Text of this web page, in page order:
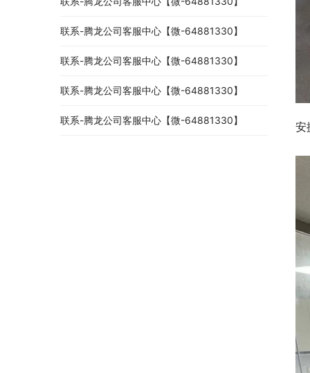
安
联系-腾龙公司客服中心【微-64881330】
联系-腾龙公司客服中心【微-64881330】
联系-腾龙公司客服中心【微-64881330】
联系-腾龙公司客服中心【微-64881330】